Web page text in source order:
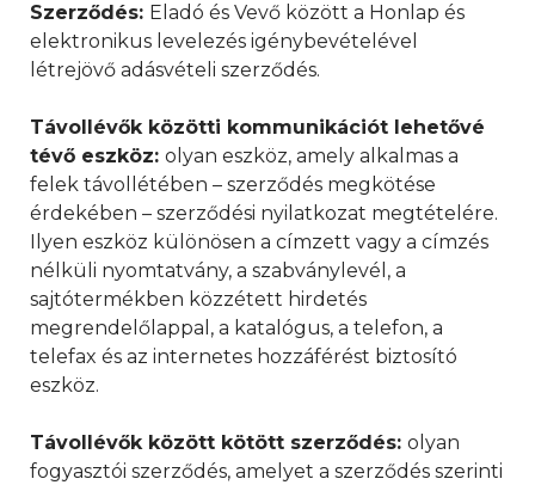
Szerződés: Eladó és Vevő között a Honlap és
elektronikus levelezés igénybevételével
létrejövő adásvételi szerződés.
Távollévők közötti kommunikációt lehetővé
tévő eszköz: olyan eszköz, amely alkalmas a
felek távollétében – szerződés megkötése
érdekében – szerződési nyilatkozat megtételére.
Ilyen eszköz különösen a címzett vagy a címzés
nélküli nyomtatvány, a szabványlevél, a
sajtótermékben közzétett hirdetés
megrendelőlappal, a katalógus, a telefon, a
telefax és az internetes hozzáférést biztosító
eszköz.
Távollévők között kötött szerződés: olyan
fogyasztói szerződés, amelyet a szerződés szerinti